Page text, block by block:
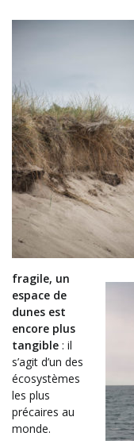
fragile, un
espace de
dunes est
encore plus
tangible : il
s’agit d’un des
écosystèmes
les plus
précaires au
monde.